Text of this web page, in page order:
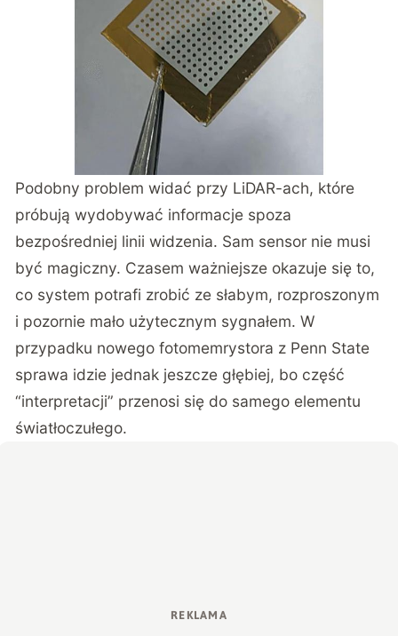
Podobny problem widać przy LiDAR-ach, które
próbują wydobywać informacje spoza
bezpośredniej linii widzenia. Sam sensor nie musi
być magiczny. Czasem ważniejsze okazuje się to,
co system potrafi zrobić ze słabym, rozproszonym
i pozornie mało użytecznym sygnałem. W
przypadku nowego fotomemrystora z Penn State
sprawa idzie jednak jeszcze głębiej, bo część
“interpretacji” przenosi się do samego elementu
światłoczułego.